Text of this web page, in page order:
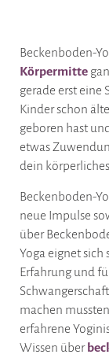
Beckenboden-
Körpermitte
gerade erst eine
Kinder schon
geboren hast
etwas
dein
Beckenboden-
neue Impulse
über
Yoga eignet sich
Erfahrung und
machen
erfahrene
Wissen über